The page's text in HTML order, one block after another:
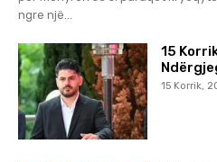
ngre një...
15
15 Korrik,